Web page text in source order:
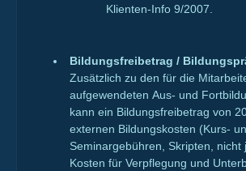
Klienten-Info 9/2007.
Bildungsfreibetrag /
Zusätzlich zu den für die
aufgewendeten Aus- und
kann ein Bildungsfreibetrag von
externen Bildungskosten (Kurs-
Seminargebühren, Skripten, nicht
Kosten für Verpflegung und